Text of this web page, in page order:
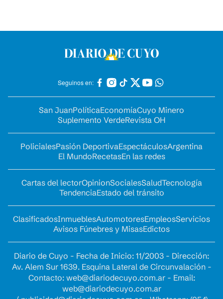
Seguinos en:
San JuanPolíticaEconomíaCuyo Minero
Suplemento VerdeRevista OH
PolicialesPasión DeportivaEspectáculosArgentina
El MundoRecetasEn las redes
Cartas del lectorOpinionSocialesSaludTecnología
TendenciaEstado del tránsito
ClasificadosInmueblesAutomotoresEmpleosServicios
Avisos Fúnebres y MisasEdictos
Diario de Cuyo - Fecha de Inicio: 11/2003 - Dirección:
Av. Alem Sur 1639. Esquina Lateral de Circunvalación -
Contacto: web@diariodecuyo.com.ar- Email:
web@diariodecuyo.com.ar